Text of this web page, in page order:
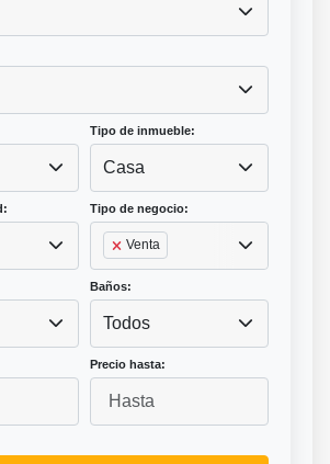
Tipo de inmueble:
Casa
Tipo de negocio:
Venta
Baños:
Todos
Precio hasta: